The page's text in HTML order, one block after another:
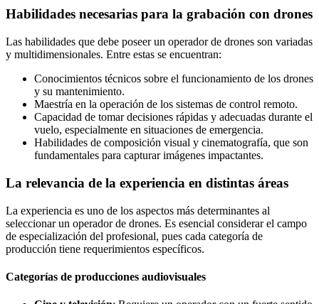
Habilidades necesarias para la grabación con drones
Las habilidades que debe poseer un operador de drones son variadas
y multidimensionales. Entre estas se encuentran:
Conocimientos técnicos sobre el funcionamiento de los drones
y su mantenimiento.
Maestría en la operación de los sistemas de control remoto.
Capacidad de tomar decisiones rápidas y adecuadas durante el
vuelo, especialmente en situaciones de emergencia.
Habilidades de composición visual y cinematografía, que son
fundamentales para capturar imágenes impactantes.
La relevancia de la experiencia en distintas áreas
La experiencia es uno de los aspectos más determinantes al
seleccionar un operador de drones. Es esencial considerar el campo
de especialización del profesional, pues cada categoría de
producción tiene requerimientos específicos.
Categorías de producciones audiovisuales